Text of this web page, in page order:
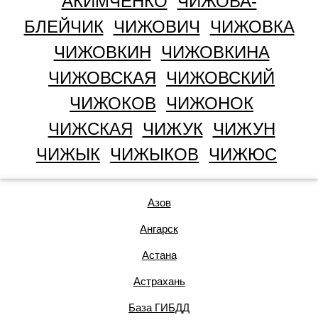
БЛЕЙЧИК ЧИЖОВИЧ
ЧИЖОВКА
ЧИЖОВКИН ЧИЖОВКИНА
ЧИЖОВСКАЯ ЧИЖОВСКИЙ
ЧИЖОКОВ ЧИЖОНОК
ЧИЖСКАЯ ЧИЖУК ЧИЖУН
ЧИЖЫК ЧИЖЫКОВ ЧИЖЮС
Азов
Ангарск
Астана
Астрахань
База ГИБДД